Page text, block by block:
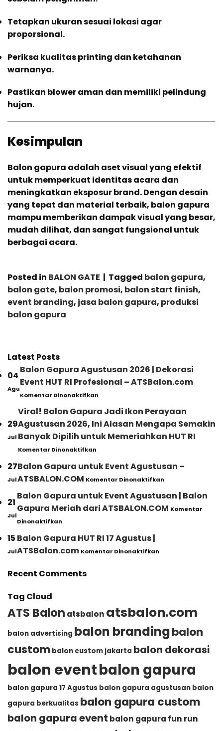
Tetapkan ukuran sesuai lokasi agar
proporsional.
Periksa kualitas printing dan ketahanan
warnanya.
Pastikan blower aman dan memiliki pelindung
hujan.
Kesimpulan
Balon gapura adalah aset visual yang efektif
untuk memperkuat identitas acara dan
meningkatkan eksposur brand. Dengan desain
yang tepat dan material terbaik, balon gapura
mampu memberikan dampak visual yang besar,
mudah dilihat, dan sangat fungsional untuk
berbagai acara.
Posted in BALON GATE | Tagged balon gapura,
balon gate, balon promosi, balon start finish,
event branding, jasa balon gapura, produksi
balon gapura
Latest Posts
04
Agu
Balon Gapura Agustusan 2026 | Dekorasi
Event HUT RI Profesional – ATSBalon.com
Komentar Dinonaktifkan
Gapura
2026
|
RI
Profesional
ATSBalon.com
29
Jul
Viral! Balon Gapura Jadi Ikon Perayaan
Agustusan 2026, Ini Alasan Mengapa Semakin
Banyak Dipilih untuk Memeriahkan HUT RI
Komentar Dinonaktifkan
Balon
Gapura
Jadi
Perayaan
Agustusan
Mengapa
Semakin
27
Jul
Balon Gapura untuk Event Agustusan –
ATSBALON.COM Komentar Dinonaktifkan
Gapura
untuk
Event
21
Jul
Balon Gapura untuk Event Agustusan | Balon
Gapura Meriah dari ATSBALON.COM Komentar
Dinonaktifkan
Gapura
untuk
Event
Balon
ATSBALON.COM
15
Jul
Balon Gapura HUT RI 17 Agustus |
ATSBalon.com Komentar Dinonaktifkan
ATSBalon.com
Recent Comments
Tag Cloud
ATS Balon atsbalon atsbalon.com
balon advertising balon brandingbalon
custom balon custom jakarta balon dekorasi
balon eventbalon gapura
balon gapura 17 Agustus balon gapura agustusan balon
gapura berkualitas balon gapura custom
balon gapura event balon gapura fun run